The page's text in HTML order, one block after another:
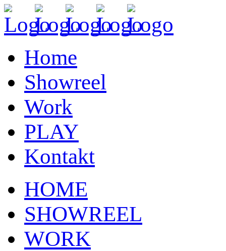
Home
Showreel
Work
PLAY
Kontakt
HOME
SHOWREEL
WORK